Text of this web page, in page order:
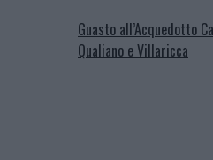
Guasto all’Acquedotto
Qualiano e Villaricca